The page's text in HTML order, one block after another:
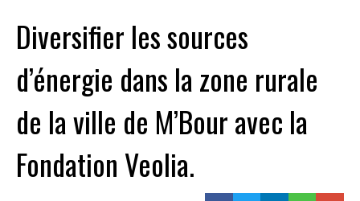
Diversifier les sources
d’énergie dans la zone rurale
de la ville de M’Bour avec la
Fondation Veolia.